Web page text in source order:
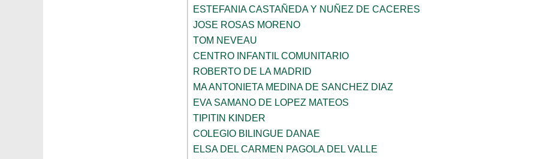
ESTEFANIA CASTAÑEDA Y NUÑEZ DE CACERES
JOSE ROSAS MORENO
TOM NEVEAU
CENTRO INFANTIL COMUNITARIO
ROBERTO DE LA MADRID
MA ANTONIETA MEDINA DE SANCHEZ DIAZ
EVA SAMANO DE LOPEZ MATEOS
TIPITIN KINDER
COLEGIO BILINGUE DANAE
ELSA DEL CARMEN PAGOLA DEL VALLE